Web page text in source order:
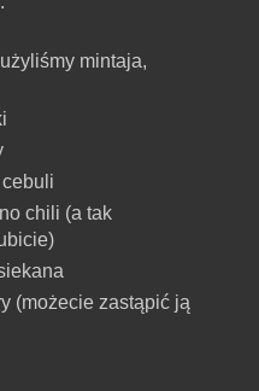
mintaja,
chili (a tak
(możecie zastąpić ją